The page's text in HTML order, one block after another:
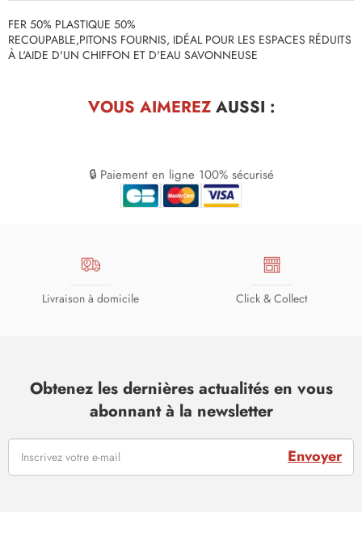
FER 50% PLASTIQUE 50%
RECOUPABLE,PITONS FOURNIS, IDÉAL POUR LES ESPACES RÉDUITS
À L'AIDE D'UN CHIFFON ET D'EAU SAVONNEUSE
VOUS AIMEREZAUSSI :
🔒 Paiement en ligne 100% sécurisé
Livraison à domicile Click & Collect
Obtenez les dernières actualités en vous
abonnant à la newsletter
Envoyer